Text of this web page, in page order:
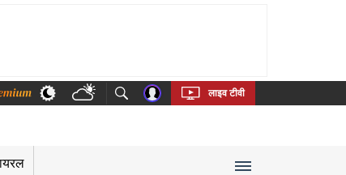
Bengali Telugu Tamil Kannada Malayalam
लाइव टीवी